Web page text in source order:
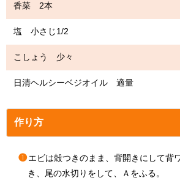
香菜 2本
塩 小さじ1/2
こしょう 少々
日清ヘルシーベジオイル 適量
作り方
❶ エビは殻つきのまま、背開きにして背
き、尾の水切りをして、Ａをふる。